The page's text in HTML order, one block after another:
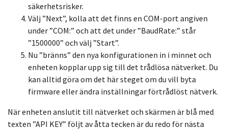
säkerhetsrisker.
Välj ”Next”, kolla att det finns en COM-port angiven
under ”COM:” och att det under ”BaudRate:” står
”1500000” och välj ”Start”.
Nu ”bränns” den nya konfigurationen in i minnet och
enheten kopplar upp sig till det trådlösa nätverket. Du
kan alltid göra om det här steget om du vill byta
firmware eller ändra inställningar förtrådlöst nätverk.
När enheten anslutit till nätverket och skärmen är blå med
texten ”API KEY” följt av åtta tecken är du redo för nästa